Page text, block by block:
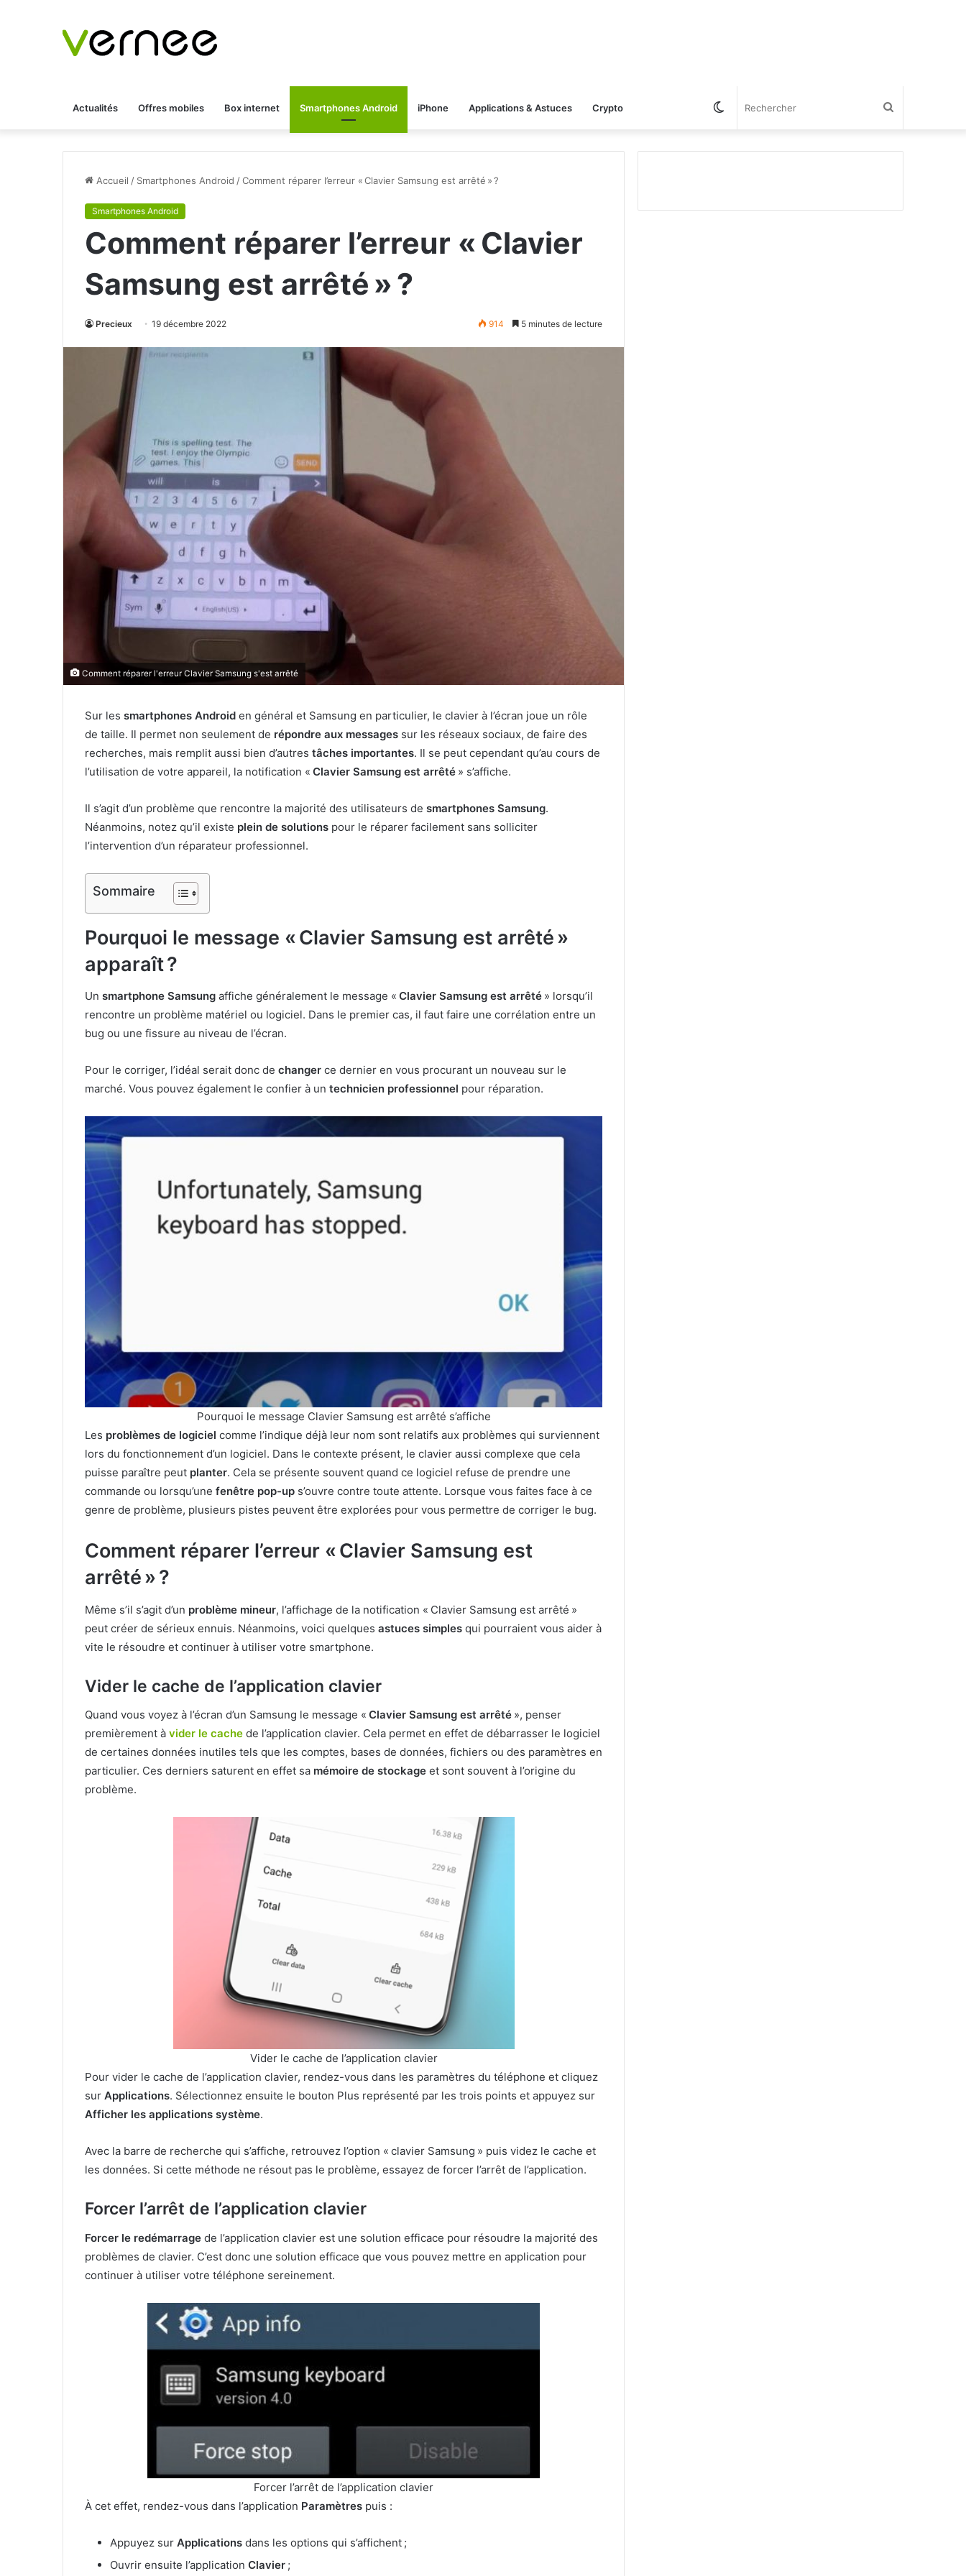
Actualités Offres mobiles Box internet Smartphones Android iPhone Applications & Astuces Crypto Switch
skin
Accueil / Smartphones Android /Comment réparer l’erreur « Clavier Samsung est arrêté » ?
Smartphones Android
Comment réparer l’erreur « Clavier
Samsung est arrêté » ?
Precieux 19 décembre 2022 914 5 minutes de lecture
Comment réparer l'erreur Clavier Samsung s'est arrêté
Sur les smartphones Android en général et Samsung en particulier, le clavier à l’écran joue un rôle
de taille. Il permet non seulement de répondre aux messages sur les réseaux sociaux, de faire des
recherches, mais remplit aussi bien d’autres tâches importantes. Il se peut cependant qu’au cours de
l’utilisation de votre appareil, la notification « Clavier Samsung est arrêté » s’affiche.
Il s’agit d’un problème que rencontre la majorité des utilisateurs de smartphones Samsung.
Néanmoins, notez qu’il existe plein de solutions pour le réparer facilement sans solliciter
l’intervention d’un réparateur professionnel.
Sommaire
Pourquoi le message « Clavier Samsung est arrêté »
apparaît ?
Un smartphone Samsung affiche généralement le message « Clavier Samsung est arrêté » lorsqu’il
rencontre un problème matériel ou logiciel. Dans le premier cas, il faut faire une corrélation entre un
bug ou une fissure au niveau de l’écran.
Pour le corriger, l’idéal serait donc de changer ce dernier en vous procurant un nouveau sur le
marché. Vous pouvez également le confier à un technicien professionnel pour réparation.
Pourquoi le message Clavier Samsung est arrêté s’affiche
Les problèmes de logiciel comme l’indique déjà leur nom sont relatifs aux problèmes qui surviennent
lors du fonctionnement d’un logiciel. Dans le contexte présent, le clavier aussi complexe que cela
puisse paraître peut planter. Cela se présente souvent quand ce logiciel refuse de prendre une
commande ou lorsqu’une fenêtre pop-up s’ouvre contre toute attente. Lorsque vous faites face à ce
genre de problème, plusieurs pistes peuvent être explorées pour vous permettre de corriger le bug.
Comment réparer l’erreur « Clavier Samsung est
arrêté » ?
Même s’il s’agit d’un problème mineur, l’affichage de la notification « Clavier Samsung est arrêté »
peut créer de sérieux ennuis. Néanmoins, voici quelques astuces simples qui pourraient vous aider à
vite le résoudre et continuer à utiliser votre smartphone.
Vider le cache de l’application clavier
Quand vous voyez à l’écran d’un Samsung le message « Clavier Samsung est arrêté », penser
premièrement à vider le cache de l’application clavier. Cela permet en effet de débarrasser le logiciel
de certaines données inutiles tels que les comptes, bases de données, fichiers ou des paramètres en
particulier. Ces derniers saturent en effet sa mémoire de stockage et sont souvent à l’origine du
problème.
Vider le cache de l’application clavier
Pour vider le cache de l’application clavier, rendez-vous dans les paramètres du téléphone et cliquez
sur Applications. Sélectionnez ensuite le bouton Plus représenté par les trois points et appuyez sur
Afficher les applications système.
Avec la barre de recherche qui s’affiche, retrouvez l’option « clavier Samsung » puis videz le cache et
les données. Si cette méthode ne résout pas le problème, essayez de forcer l’arrêt de l’application.
Forcer l’arrêt de l’application clavier
Forcer le redémarrage de l’application clavier est une solution efficace pour résoudre la majorité des
problèmes de clavier. C’est donc une solution efficace que vous pouvez mettre en application pour
continuer à utiliser votre téléphone sereinement.
Forcer l’arrêt de l’application clavier
À cet effet, rendez-vous dans l’application Paramètres puis :
Appuyez sur Applications dans les options qui s’affichent ;
Ouvrir ensuite l’application Clavier ;